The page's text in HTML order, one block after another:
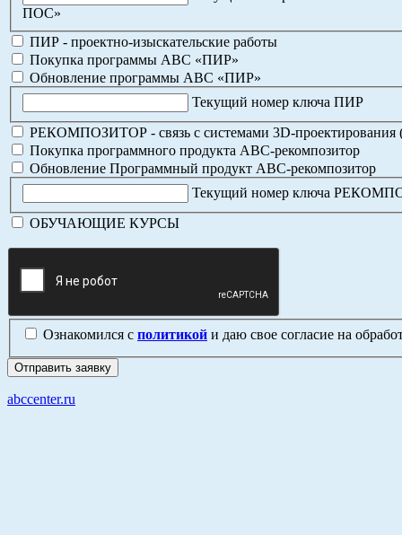
ПОС»
ПИР - проектно-изыскательские работы
Покупка программы АВС «ПИР»
Обновление программы АВС «ПИР»
Текущий номер ключа ПИР
РЕКОМПОЗИТОР - связь с системами 3D-проектирования
Покупка программного продукта АВС-рекомпозитор
Обновление Программный продукт АВС-рекомпозитор
Текущий номер ключа
ОБУЧАЮЩИЕ КУРСЫ
Ознакомился с политикой и даю свое согласие на
abccenter.ru